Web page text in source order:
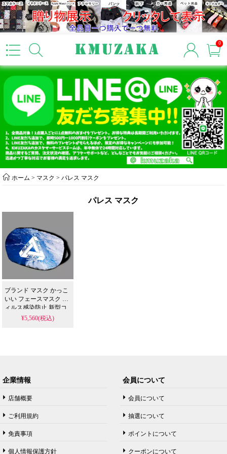
0
ホーム > マスク >パレス マスク
パレス マスク
ブランド マスク かっこ
いい フェースマスク ウ
ィルス感染防止 新型コ
ルナウィルス対策 オフ
¥5,560(税込)
企業情報
店舗概要
ご利用規約
免責事項
個人情報保護方針
会員について
会員について
抽選について
ポイントについて
クーポンについて